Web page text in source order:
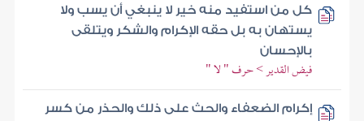
كل من استفيد منه خير لا ينبغي أن يسب ولا
يستهان به بل حقه الإكرام والشكر ويتلقى
بالإحسان
فيض القدير > حرف " لا "
إكرام الضعفاء والحث على ذلك والحذر من كسر